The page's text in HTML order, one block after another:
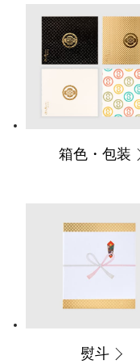
箱色・包装
熨斗